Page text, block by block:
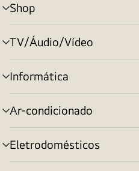
Shop
alternar
menu
TV/Áudio/Vídeo
alternar
menu
Informática
alternar
menu
Ar-condicionado
alternar
menu
Eletrodomésticos
alternar
menu